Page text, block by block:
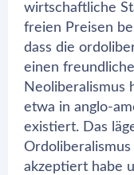
wirtschaftliche
freien Preisen
dass die
einen
Neoliberalismus
etwa in anglo-
existiert. Das
akzeptiert habe